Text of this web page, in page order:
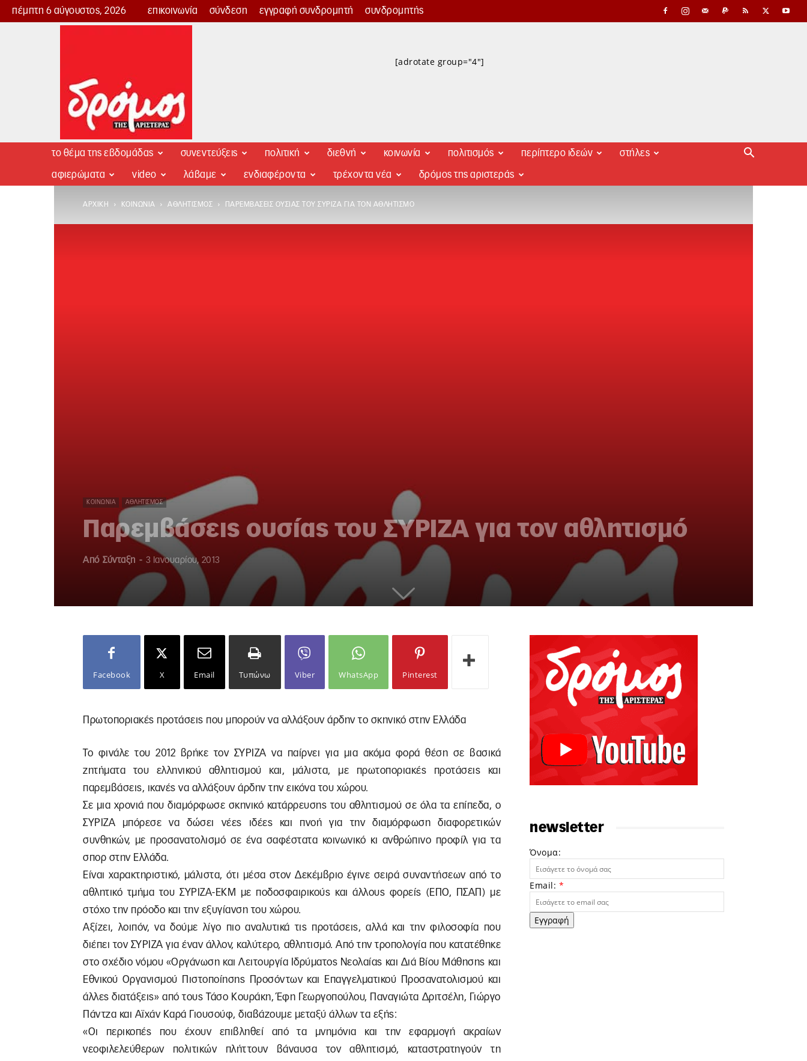
πέμπτη 6 αύγουστος, 2026 επικοινωνία σύνδεση εγγραφή συνδρομητή συνδρομητής
Δρόμος
[adrotate group="4"]
το θέμα της εβδομάδας συνεντεύξεις πολιτική διεθνή κοινωνία πολιτισμός περίπτερο ιδεών στήλες
αφιερώματα video λάβαμε ενδιαφέροντα τρέχοντα νέα δρόμος της αριστεράς
ΑΡΧΙΚΉ ΚΟΙΝΩΝΊΑ ΑΘΛΗΤΙΣΜΌΣ ΠΑΡΕΜΒΆΣΕΙΣ ΟΥΣΊΑΣ ΤΟΥ ΣΥΡΙΖΑ ΓΙΑ ΤΟΝ ΑΘΛΗΤΙΣΜΌ
ΚΟΙΝΩΝΊΑ ΑΘΛΗΤΙΣΜΌΣ
Παρεμβάσεις ουσίας του ΣΥΡΙΖΑ για τον αθλητισμό
Από Σύνταξη - 3 Ιανουαρίου, 2013
Facebook X Email Τυπώνω Viber WhatsApp Pinterest
Πρωτοποριακές προτάσεις που μπορούν να αλλάξουν άρδην το σκηνικό στην Ελλάδα
Το φινάλε του 2012 βρήκε τον ΣΥΡΙΖΑ να παίρνει για μια ακόμα φορά θέση σε βασικά
ζητήματα του ελληνικού αθλητισμού και, μάλιστα, με πρωτοποριακές προτάσεις και
παρεμβάσεις, ικανές να αλλάξουν άρδην την εικόνα του χώρου.
Σε μια χρονιά που διαμόρφωσε σκηνικό κατάρρευσης του αθλητισμού σε όλα τα επίπεδα, ο
ΣΥΡΙΖΑ μπόρεσε να δώσει νέες ιδέες και πνοή για την διαμόρφωση διαφορετικών
συνθηκών, με προσανατολισμό σε ένα σαφέστατα κοινωνικό κι ανθρώπινο προφίλ για τα
σπορ στην Ελλάδα.
Είναι χαρακτηριστικό, μάλιστα, ότι μέσα στον Δεκέμβριο έγινε σειρά συναντήσεων από το
αθλητικό τμήμα του ΣΥΡΙΖΑ-ΕΚΜ με ποδοσφαιρικούς και άλλους φορείς (ΕΠΟ, ΠΣΑΠ) με
στόχο την πρόοδο και την εξυγίανση του χώρου.
Αξίζει, λοιπόν, να δούμε λίγο πιο αναλυτικά τις προτάσεις, αλλά και την φιλοσοφία που
διέπει τον ΣΥΡΙΖΑ για έναν άλλον, καλύτερο, αθλητισμό. Από την τροπολογία που κατατέθηκε
στο σχέδιο νόμου «Οργάνωση και Λειτουργία Ιδρύματος Νεολαίας και Διά Βίου Μάθησης και
Εθνικού Οργανισμού Πιστοποίησης Προσόντων και Επαγγελματικού Προσανατολισμού και
άλλες διατάξεις» από τους Τάσο Κουράκη, Έφη Γεωργοπούλου, Παναγιώτα Δριτσέλη, Γιώργο
Πάντζα και Αϊχάν Καρά Γιουσούφ, διαβάζουμε μεταξύ άλλων τα εξής:
«Οι περικοπές που έχουν επιβληθεί από τα μνημόνια και την εφαρμογή ακραίων
νεοφιλελεύθερων πολιτικών πλήττουν βάναυσα τον αθλητισμό, καταστρατηγούν τη
newsletter
Όνομα:
Email: *
Εγγραφή